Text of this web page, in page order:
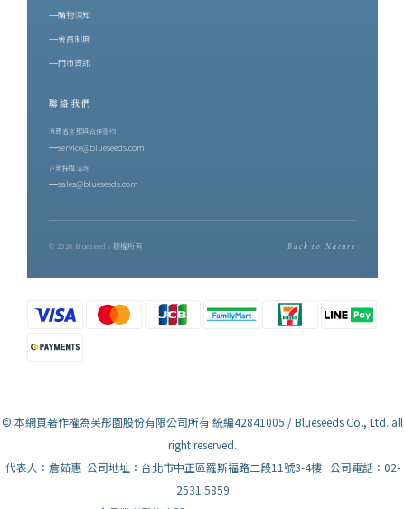
購物須知
會員制度
門市資訊
聯絡我們
消費者客服與合作邀約
service@blueseeds.com
企業採購洽詢
sales@blueseeds.com
© 2026 Blueseeds 版權所有 Back to Nature
© 本網頁著作權為芙彤園股份有限公司所有 統編42841005 / Blueseeds Co., Ltd. all
right reserved.
代表人：詹茹惠 公司地址：台北市中正區羅斯福路二段11號3-4樓 公司電話：02-
2531 5859